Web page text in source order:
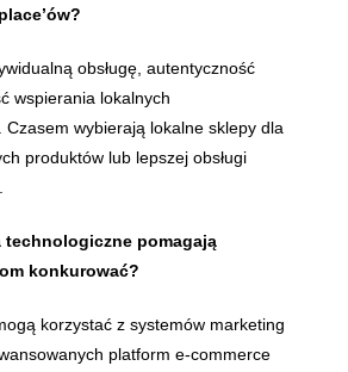
obsługę, autentyczność
wspierania lokalnych
Czasem wybierają lokalne sklepy dla
produktów lub lepszej obsługi
technologiczne pomagają
konkurować?
korzystać z systemów marketing
platform e-commerce